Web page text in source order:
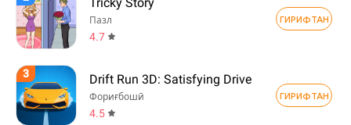
Пазл
4.7
ГИРИФТАН
3 Drift Run 3D: Satisfying Drive
Фориғбошӣ
4.5
ГИРИФТАН